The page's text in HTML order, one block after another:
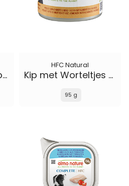
Rund met Aardappelen en Erwten
HFC Natural
Kip met Worteltjes en Rijst
95 g